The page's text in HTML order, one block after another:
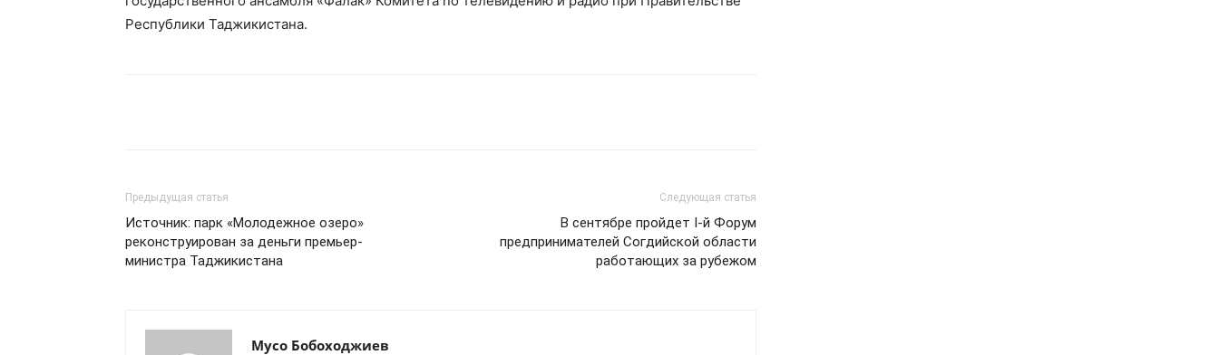
Республики Таджикистана.
Предыдущая статья
Источник: парк «Молодежное озеро»
реконструирован за деньги премьер-
министра Таджикистана
Следующая статья
В сентябре пройдет I-й Форум
предпринимателей Согдийской области
работающих за рубежом
Мусо Бобоходжиев